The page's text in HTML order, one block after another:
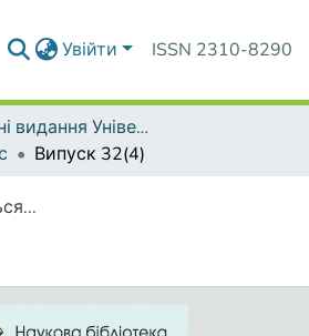
Увійти ISSN 2310-8290
Серіальні видання Університету
Випуск 32(4)